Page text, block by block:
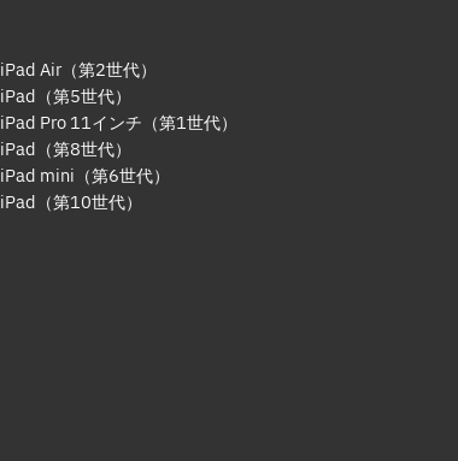
パソコン液晶パネル交換修理
パソコンバッテリー交換
パソコンその他部品修理
AppleWatch修理実績
AQUOS
Galaxy
OPPO
HUAWEI
iPad Air（第2世代）
iPad（第5世代）
iPad Pro 11インチ（第1世代）
iPad（第8世代）
iPad mini（第6世代）
iPad（第10世代）